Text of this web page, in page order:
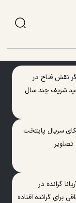
نقش فتاح در
شریف چند سال
سریال پایتخت
گرانده در
برای گرانده افتاده